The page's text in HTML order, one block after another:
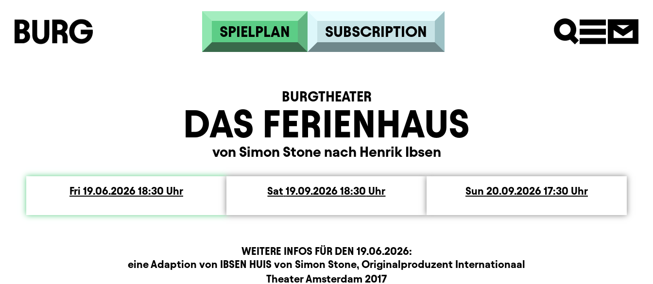
SPIELPLAN SUBSCRIPTION
DAS FERIENHAUS
BURGTHEATER
von Simon Stone nach Henrik Ibsen
Fri Friday
19.06.2026 18:30 Uhr Sat Saturday
19.09.202618:30 Uhr Sun Sunday
20.09.2026 17:30 Uhr
WEITERE INFOS FÜR DEN 19.06.2026:
BeschreibungInformation
Produktionspartner
eine Adaption von IBSEN HUIS von Simon Stone, Originalproduzent Internationaal
Theater Amsterdam 2017